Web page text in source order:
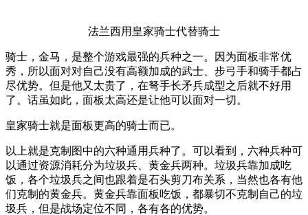
法兰西用皇家骑士代替骑士
骑士，金马，是整个游戏最强的兵种之一。因为面板非常优
秀，所以面对对自己没有高额加成的武士、步弓手和骑手都占
尽优势。但是他又太贵了，在弩手长矛兵成型之后就不好用
了。话虽如此，面板太高还是让他可以面对一切。
皇家骑士就是面板更高的骑士而已。
以上就是克制图中的六种通用兵种了。可以看到，六种兵种可
以通过资源消耗分为垃圾兵、黄金兵两种。垃圾兵靠加成吃
饭，各个垃圾兵之间也跟着是石头剪刀布关系，当然也各有他
们克制的黄金兵。黄金兵靠面板吃饭，都暴切不克制自己的垃
圾兵，但是战场定位不同，各有各的优势。